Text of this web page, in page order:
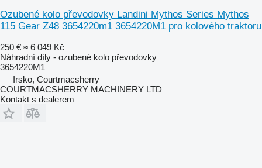
Ozubené kolo převodovky Landini Mythos Series Mythos
115 Gear Z48 3654220m1 3654220M1 pro kolového traktoru
250 € ≈ 6 049 Kč
Náhradní díly - ozubené kolo převodovky
3654220M1
Irsko, Courtmacsherry
COURTMACSHERRY MACHINERY LTD
Kontakt s dealerem